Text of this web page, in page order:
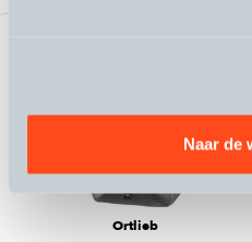
Naar de
Ortlieb